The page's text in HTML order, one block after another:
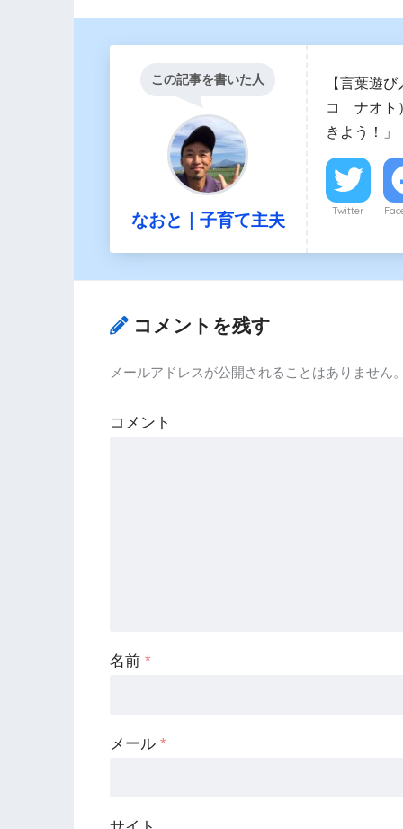
この記事を書いた人
なおと｜子育て主夫
【言葉遊
コ ナオト
きよう！」
Twitter
コメントを残す
メールアドレスが公開されることはありません
コメント
名前 *
メール *